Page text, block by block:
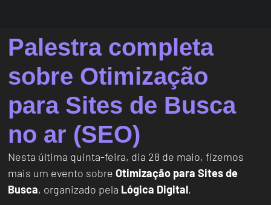
Palestra completa
sobre Otimização
para Sites de Busca
no ar (SEO)
Nesta última quinta-feira, dia 28 de maio, fizemos
mais um evento sobreOtimização para Sites de
Busca, organizado pela Lógica Digital.